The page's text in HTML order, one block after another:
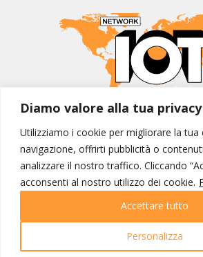
Diamo valore alla tua privacy
Utilizziamo i cookie per migliorare la tua
navigazione, offrirti pubblicità o
analizzare il nostro traffico. Cliccando
acconsenti al nostro utilizzo dei cookie.
Personalizza
Accettare tutto
MONDO IOT VIAGGI
Corporate
Contatti
I NOSTRI PRODOTTI
Destinazioni
Partenze
Emozioni di viaggio
Newsletter